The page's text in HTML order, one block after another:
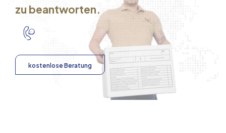
zu beantworten.
kostenlose Beratung